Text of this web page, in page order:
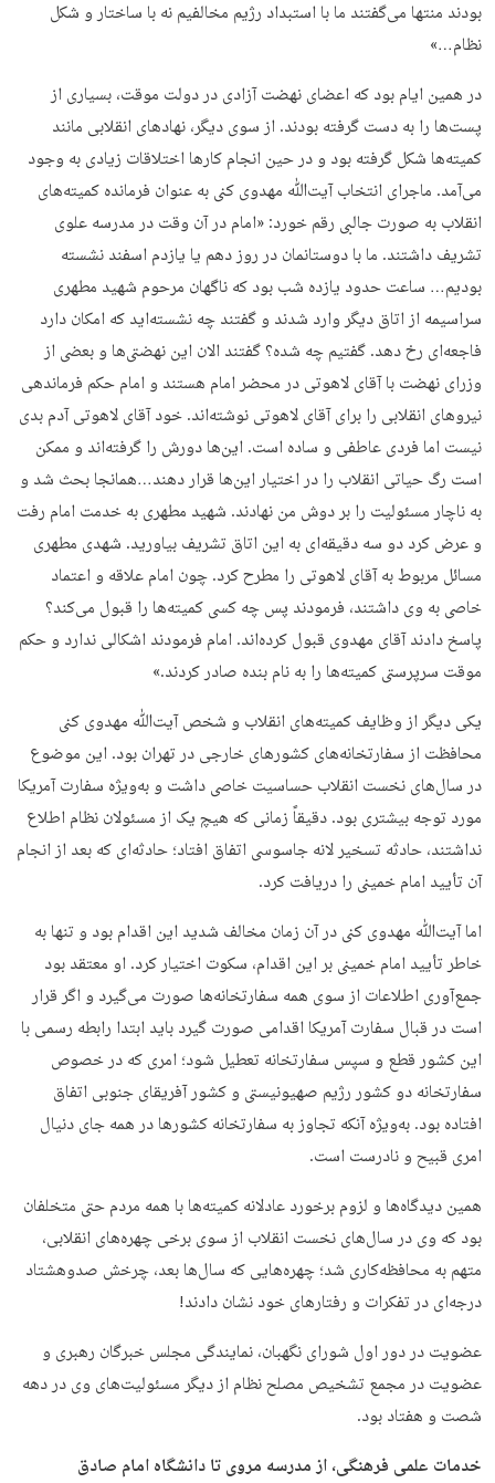
بودند منتها می‌گفتند ما با استبداد رژیم مخالفیم نه با ساختار و شکل
نظام…»
در همین ایام بود که اعضای نهضت آزادی در دولت موقت، بسیاری از
پست‌ها را به دست گرفته بودند. از سوی دیگر، نهادهای انقلابی مانند
کمیته‌ها شکل گرفته بود و در حین انجام کارها اختلاقات زیادی به وجود
می‌آمد. ماجرای انتخاب آیت‌ﷲ مهدوی کنی به عنوان فرمانده کمیته‌های
انقلاب به صورت جالبی رقم خورد: «امام در آن وقت در مدرسه علوی
تشریف داشتند. ما با دوستانمان در روز دهم یا یازدم اسفند نشسته
بودیم… ساعت حدود یازده شب بود که ناگهان مرحوم شهید مطهری
سراسیمه از اتاق دیگر وارد شدند و گفتند چه نشسته‌اید که امکان دارد
فاجعه‌ای رخ دهد. گفتیم چه شده؟ گفتند الان این نهضتی‌ها و بعضی از
وزرای نهضت با آقای لاهوتی در محضر امام هستند و امام حکم فرماندهی
نیروهای انقلابی را برای آقای لاهوتی نوشته‌اند. خود آقای لاهوتی آدم بدی
نیست اما فردی عاطفی و ساده است. این‌ها دورش را گرفته‌اند و ممکن
است رگ حیاتی انقلاب را در اختیار این‌ها قرار دهند…همانجا بحث شد و
به ناچار مسئولیت را بر دوش من نهادند. شهید مطهری به خدمت امام رفت
و عرض کرد دو سه دقیقه‌ای به این اتاق تشریف بیاورید. شهدی مطهری
مسائل مربوط به آقای لاهوتی را مطرح کرد. چون امام علاقه و اعتماد
خاصی به وی داشتند، فرمودند پس چه کسی کمیته‌ها را قبول می‌کند؟
پاسخ دادند آقای مهدوی قبول کرده‌اند. امام فرمودند اشکالی ندارد و حکم
موقت سرپرستی کمیته‌ها را به نام بنده صادر کردند.»
یکی دیگر از وظایف کمیته‌های انقلاب و شخص آیت‌ﷲ مهدوی کنی
محافظت از سفارتخانه‌های کشورهای خارجی در تهران بود. این موضوع
در سال‌های نخست انقلاب حساسیت خاصی داشت و به‌ویژه سفارت آمریکا
مورد توجه بیشتری بود. دقیقاً زمانی که هیچ یک از مسئولان نظام اطلاع
نداشتند، حادثه تسخیر لانه جاسوسی اتفاق افتاد؛ حادثه‌ای که بعد از انجام
آن تأیید امام خمینی را دریافت کرد.
اما آیت‌ﷲ مهدوی کنی در آن زمان مخالف شدید این اقدام بود و تنها به
خاطر تأیید امام خمینی بر این اقدام، سکوت اختیار کرد. او معتقد بود
جمع‌آوری اطلاعات از سوی همه سفارتخانه‌ها صورت می‌گیرد و اگر قرار
است در قبال سفارت آمریکا اقدامی صورت گیرد باید ابتدا رابطه رسمی با
این کشور قطع و سپس سفارتخانه تعطیل شود؛ امری که در خصوص
سفارتخانه دو کشور رژیم صهیونیستی و کشور آفریقای جنوبی اتفاق
افتاده بود. به‌ویژه آنکه تجاوز به سفارتخانه کشورها در همه جای دنیال
امری قبیح و نادرست است.
همین دیدگاه‌ها و لزوم برخورد عادلانه کمیته‌ها با همه مردم حتی متخلفان
بود که وی در سال‌های نخست انقلاب از سوی برخی چهره‌های انقلابی،
متهم به محافظه‌کاری شد؛ چهره‌هایی که سال‌ها بعد، چرخش صدوهشتاد
درجه‌ای در تفکرات و رفتارهای خود نشان دادند!
عضویت در دور اول شورای نگهبان، نمایندگی مجلس خبرگان رهبری و
عضویت در مجمع تشخیص مصلح نظام از دیگر مسئولیت‌های وی در دهه
شصت و هفتاد بود.
خدمات علمی فرهنگی، از مدرسه مروی تا دانشگاه امام صادق